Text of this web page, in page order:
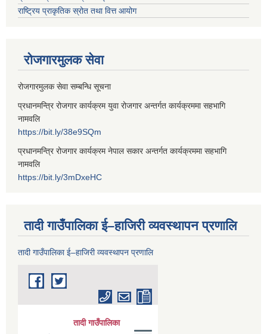
राष्ट्रिय प्राकृतिक स्रोत तथा वित्त आयोग
रोजगारमुलक सेवा
रोजगारमुलक सेवा सम्बन्धि सूचना
प्रधानमन्त्रि रोजगार कार्यक्रम युवा रोजगार अन्तर्गत कार्यक्रममा सहभागि
नामवलि
https://bit.ly/38e9SQm
प्रधानमन्त्रि रोजगार कार्यक्रम नेपाल सकार अन्तर्गत कार्यक्रममा सहभागि
नामवलि
https://bit.ly/3mDxeHC
तादी गाउँपालिका ई–हाजिरी व्यवस्थापन प्रणालि
तादी गाउँपालिका ई–हाजिरी व्यवस्थापन प्रणालि